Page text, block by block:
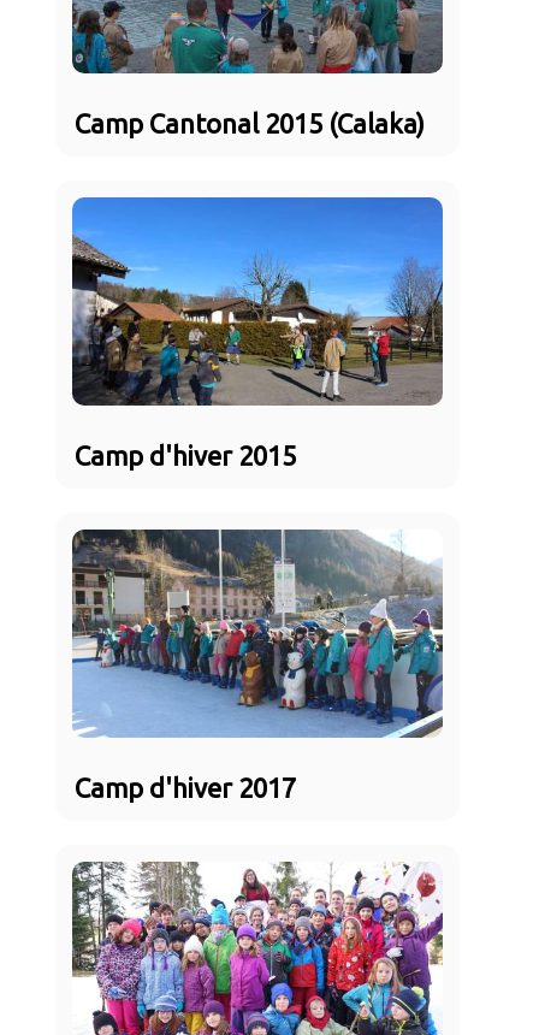
Camp Cantonal 2015 (Calaka)
Camp d'hiver 2015
Camp d'hiver 2017